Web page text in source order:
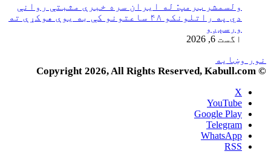
ولسمشر ټرمپ: له ایران سره خبرې مثبتې روانې
دي په راتلونکو ۴۸ ساعتونو کې به یوې هوکړې ته
ورسېږو
اگست 6, 2026
نور وښایه
© Copyright 2026, All Rights Reserved, Kabull.com
X
YouTube
Google Play
Telegram
WhatsApp
RSS